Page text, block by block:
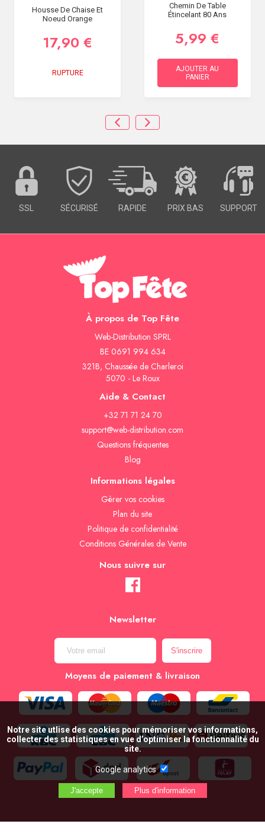
Housse De Chaise Et
Noeud Orange
17,90 €
RUPTURE
Chemin De Table
Étincelant 80 Ans
5,99 €
AJOUTER AU
PANIER
SSL SÉCURISÉ RAPIDE PRIX BAS SUPPORT
À propos de Top Fête
Web-Distribution SPRL
BE 0691 994 634
321B, Chaussée de Charleroi
5070 - Le Roux
Aide & Contact
+32 71 71 24 70
support@web-distribution.com
Questions fréquentes
Blog
Informations légales
Gèrer vos cookies
Plan du site
Politique de confidentialité
Conditions Générales de Vente
Nous suivre sur
Newsletter
Moyens de paiement & livraison
Notre site utlise des cookies pour mémoriser vos informations,
collecter des statistiques en vue d’optimiser la fonctionnalité du
site.
Google analytics